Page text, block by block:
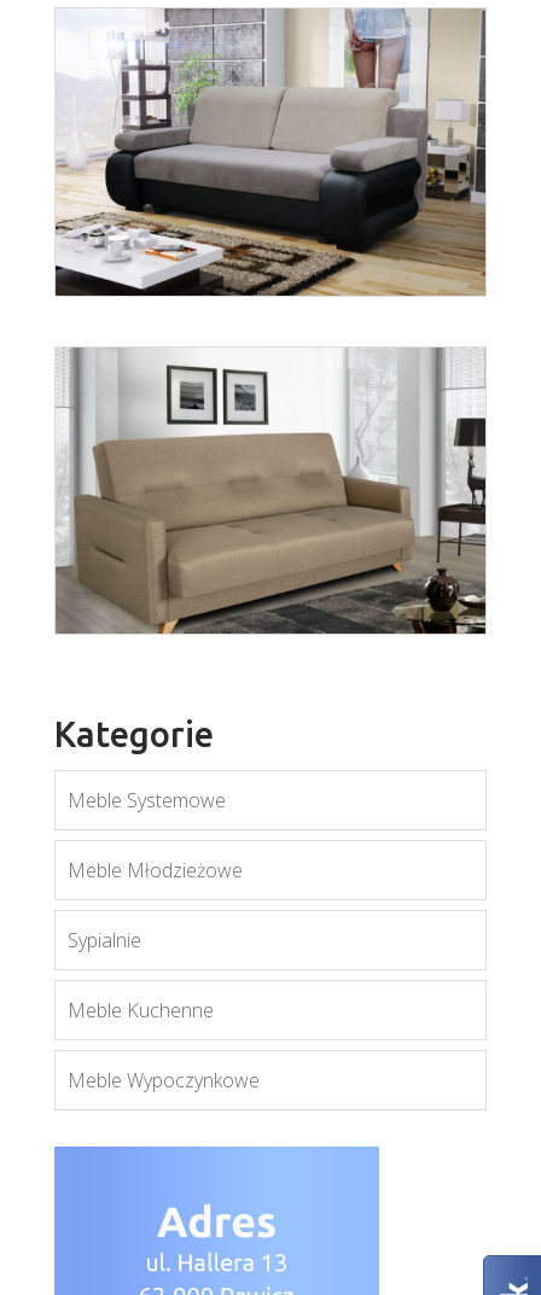
Porto
Gabi
Więcej
Kategorie
Meble Systemowe
Meble Młodzieżowe
Sypialnie
Meble Kuchenne
Meble Wypoczynkowe